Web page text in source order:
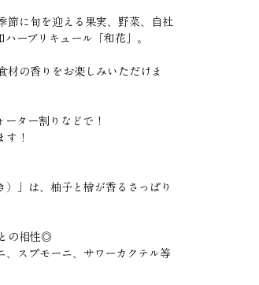
に旬を迎える果実、野菜、自社
ーブリキュール「和花」。
の香りをお楽しみいただけま
ター割りなどで！
す！
」は、柚子と檜が香るさっぱり
の相性◎
スプモーニ、サワーカクテル等